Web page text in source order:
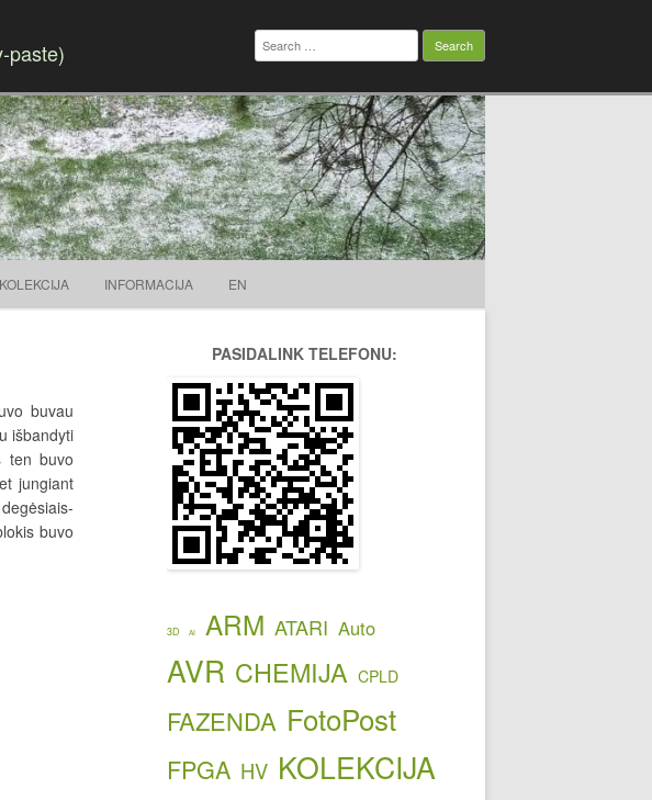
paste)
Search
for:
KOLEKCIJA INFORMACIJA EN
buvau
išbandyti
ten buvo
jungiant
buvo
PASIDALINK TELEFONU:
3D AI ARM ATARI Auto
AVR CHEMIJA CPLD
FAZENDA FotoPost
FPGA HV KOLEKCIJA